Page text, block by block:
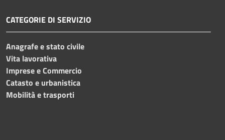
CATEGORIE DI SERVIZIO
Anagrafe e stato civile
Vita lavorativa
Imprese e Commercio
Catasto e urbanistica
Mobilità e trasporti